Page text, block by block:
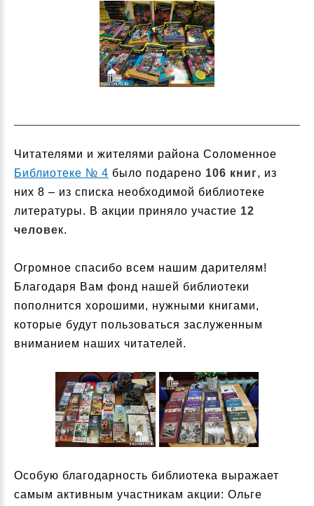
Читателями и жителями района Соломенное
Библиотеке № 4 было подарено 106 книг, из
них 8 – из списка необходимой библиотеке
литературы. В акции приняло участие 12
человек.
Огромное спасибо всем нашим дарителям!
Благодаря Вам фонд нашей библиотеки
пополнится хорошими, нужными книгами,
которые будут пользоваться заслуженным
вниманием наших читателей.
Особую благодарность библиотека выражает
самым активным участникам акции: Ольге